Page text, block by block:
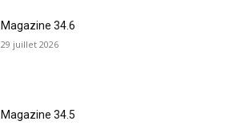
Magazine 34.6
29 juillet 2026
Magazine 34.5